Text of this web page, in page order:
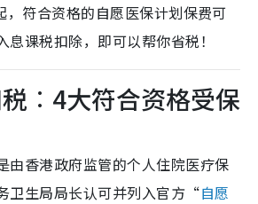
符合资格的自愿医保计划保费可
课税扣除，即可以帮你省税！
︰4大符合资格受保
由香港政府监管的个人住院医疗保
卫生局局长认可并列入官方“自愿